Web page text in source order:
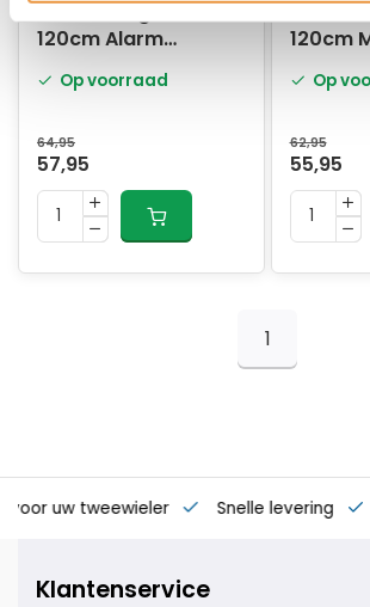
SXP Kettingslot ART2
120cm Alarm
Op voorraad
64,95
57,95
120cm
Op
62,95
55,95
1
voor uw tweewieler Snelle levering
Klantenservice